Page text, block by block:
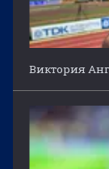
Виктория